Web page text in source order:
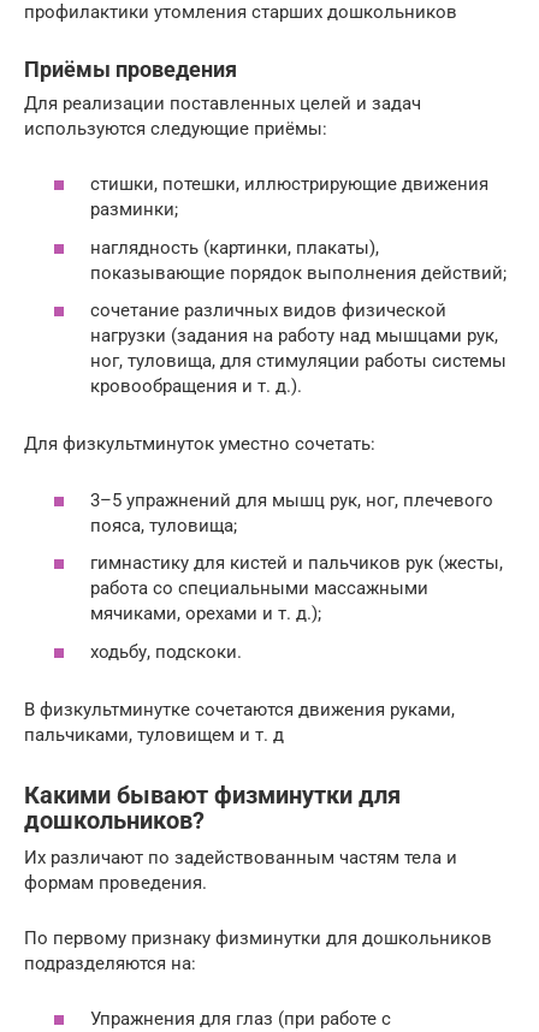
профилактики утомления старших дошкольников
Приёмы проведения
Для реализации поставленных целей и задач
используются следующие приёмы:
стишки, потешки, иллюстрирующие движения
разминки;
наглядность (картинки, плакаты),
показывающие порядок выполнения действий;
сочетание различных видов физической
нагрузки (задания на работу над мышцами рук,
ног, туловища, для стимуляции работы системы
кровообращения и т. д.).
Для физкультминуток уместно сочетать:
3–5 упражнений для мышц рук, ног, плечевого
пояса, туловища;
гимнастику для кистей и пальчиков рук (жесты,
работа со специальными массажными
мячиками, орехами и т. д.);
ходьбу, подскоки.
В физкультминутке сочетаются движения руками,
пальчиками, туловищем и т. д
Какими бывают физминутки для
дошкольников?
Их различают по задействованным частям тела и
формам проведения.
По первому признаку физминутки для дошкольников
подразделяются на:
Упражнения для глаз (при работе с